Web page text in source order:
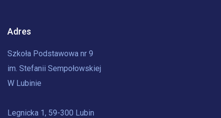
Adres
Szkoła Podstawowa nr 9
im. Stefanii Sempołowskiej
W Lubinie
Legnicka 1, 59-300 Lubin